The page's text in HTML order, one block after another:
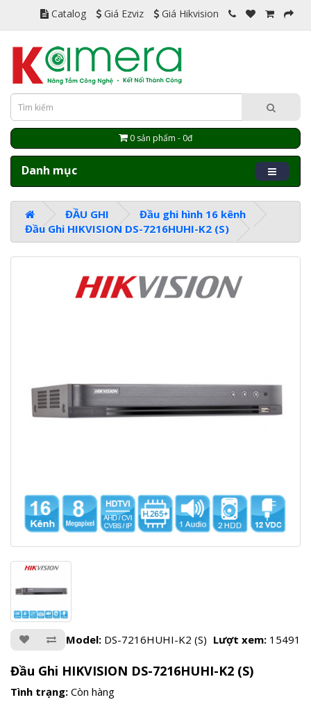
Catalog Giá Ezviz Giá Hikvision
0 sản phẩm - 0đ
Danh mục
ĐẦU GHI
Đầu ghi hình 16 kênh
Đầu Ghi HIKVISION DS-7216HUHI-K2 (S)
Model: DS-7216HUHI-K2 (S) Lượt xem: 15491
Đầu Ghi HIKVISION DS-7216HUHI-K2 (S)
Tình trạng: Còn hàng